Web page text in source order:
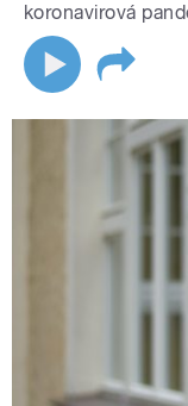
koronavirová